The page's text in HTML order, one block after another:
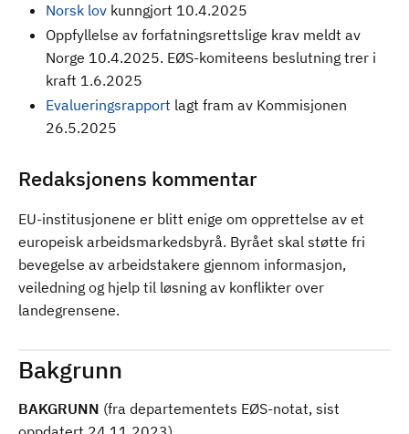
Norsk lov kunngjort 10.4.2025
Oppfyllelse av forfatningsrettslige krav meldt av
Norge 10.4.2025. EØS-komiteens beslutning trer i
kraft 1.6.2025
Evalueringsrapport lagt fram av Kommisjonen
26.5.2025
Redaksjonens kommentar
EU-institusjonene er blitt enige om opprettelse av et
europeisk arbeidsmarkedsbyrå. Byrået skal støtte fri
bevegelse av arbeidstakere gjennom informasjon,
veiledning og hjelp til løsning av konflikter over
landegrensene.
Bakgrunn
BAKGRUNN (fra departementets EØS-notat, sist